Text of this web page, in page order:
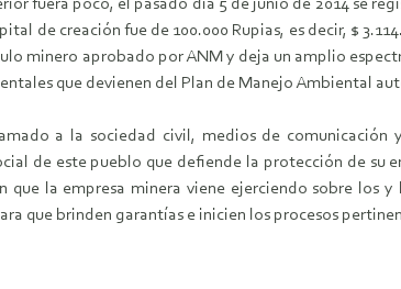
fuera poco, el pasado día 5 de junio de 2014 se
de creación fue de 100.000 Rupias, es decir, $
minero aprobado por ANM y deja un amplio
que devienen del Plan de Manejo Ambiental
a la sociedad civil, medios de
de este pueblo que defiende la protección de su
que la empresa minera viene ejerciendo sobre los
que brinden garantías e inicien los procesos